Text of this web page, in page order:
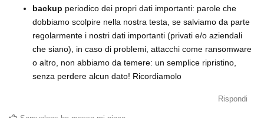
backup periodico dei propri dati importanti: parole che
dobbiamo scolpire nella nostra testa, se salviamo da parte
regolarmente i nostri dati importanti (privati e/o aziendali
che siano), in caso di problemi, attacchi come ransomware
o altro, non abbiamo da temere: un semplice ripristino,
senza perdere alcun dato! Ricordiamolo
Rispondi